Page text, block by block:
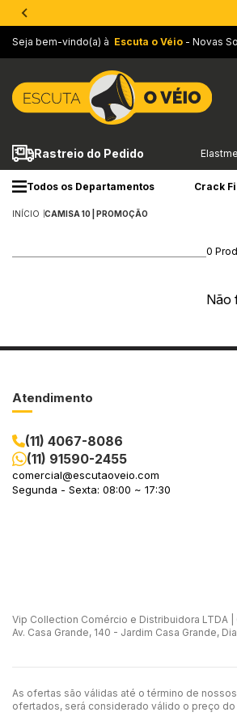
Seja bem-vindo(a) à Escuta o Véio - Novas
Rastreio do Pedido
Todos os Departamentos Crack
INÍCIO CAMISA 10 | PROMOÇÃO
0
Não
Atendimento
(11) 4067-8086
(11) 91590-2455
comercial@escutaoveio.com
Segunda - Sexta: 08:00 ~ 17:30
Vip Collection Comércio e Distribuidora LTDA |
Av. Casa Grande, 140 - Jardim Casa Grande,
As ofertas são válidas até o término de
ofertados, será considerado válido o preço